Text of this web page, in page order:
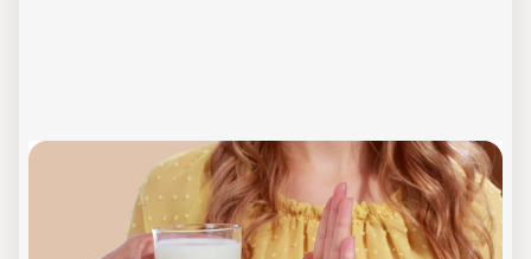
Update Laktose
Online-Schulung